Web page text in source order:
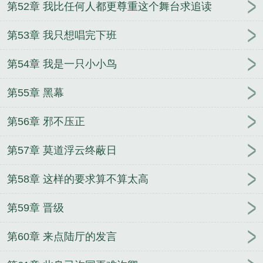
第52章 我比任何人都更尊重这个舞台求追读
第53章 我只想唱完下班
第54章 我是一只小小鸟
第55章 黑幕
第56章 邪不压正
第57章 莫道浮云终蔽日
第58章 这样的要求算不算太高
第59章 晋级
第60章 来点陆厅的发言